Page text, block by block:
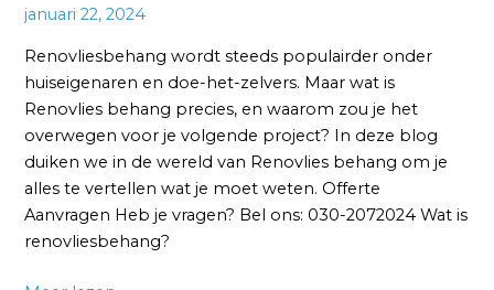
januari 22, 2024
Renovliesbehang wordt steeds populairder onder
huiseigenaren en doe-het-zelvers. Maar wat is
Renovlies behang precies, en waarom zou je het
overwegen voor je volgende project? In deze blog
duiken we in de wereld van Renovlies behang om je
alles te vertellen wat je moet weten. Offerte
Aanvragen Heb je vragen? Bel ons: 030-2072024 Wat is
renovliesbehang?